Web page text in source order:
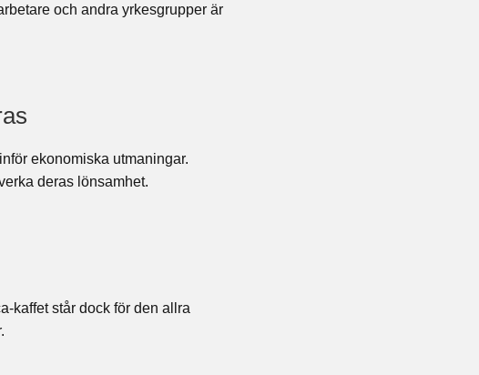
och andra yrkesgrupper är
ekonomiska utmaningar.
deras lönsamhet.
kaffet står dock för den allra